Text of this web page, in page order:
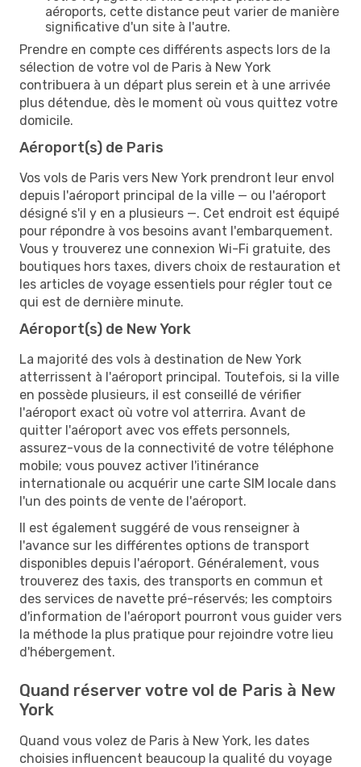
aéroports, cette distance peut varier de manière
significative d'un site à l'autre.
Prendre en compte ces différents aspects lors de la
sélection de votre vol de Paris à New York
contribuera à un départ plus serein et à une arrivée
plus détendue, dès le moment où vous quittez votre
domicile.
Aéroport(s) de Paris
Vos vols de Paris vers New York prendront leur envol
depuis l'aéroport principal de la ville — ou l'aéroport
désigné s'il y en a plusieurs —. Cet endroit est équipé
pour répondre à vos besoins avant l'embarquement.
Vous y trouverez une connexion Wi-Fi gratuite, des
boutiques hors taxes, divers choix de restauration et
les articles de voyage essentiels pour régler tout ce
qui est de dernière minute.
Aéroport(s) de New York
La majorité des vols à destination de New York
atterrissent à l'aéroport principal. Toutefois, si la ville
en possède plusieurs, il est conseillé de vérifier
l'aéroport exact où votre vol atterrira. Avant de
quitter l'aéroport avec vos effets personnels,
assurez-vous de la connectivité de votre téléphone
mobile; vous pouvez activer l'itinérance
internationale ou acquérir une carte SIM locale dans
l'un des points de vente de l'aéroport.
Il est également suggéré de vous renseigner à
l'avance sur les différentes options de transport
disponibles depuis l'aéroport. Généralement, vous
trouverez des taxis, des transports en commun et
des services de navette pré-réservés; les comptoirs
d'information de l'aéroport pourront vous guider vers
la méthode la plus pratique pour rejoindre votre lieu
d'hébergement.
Quand réserver votre vol de Paris à New
York
Quand vous volez de Paris à New York, les dates
choisies influencent beaucoup la qualité du voyage